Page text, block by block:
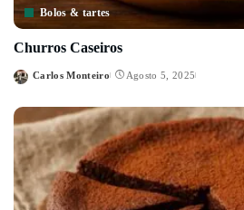
Bolos & tartes
Churros Caseiros
Posted
Carlos Monteiro Agosto 5, 2025